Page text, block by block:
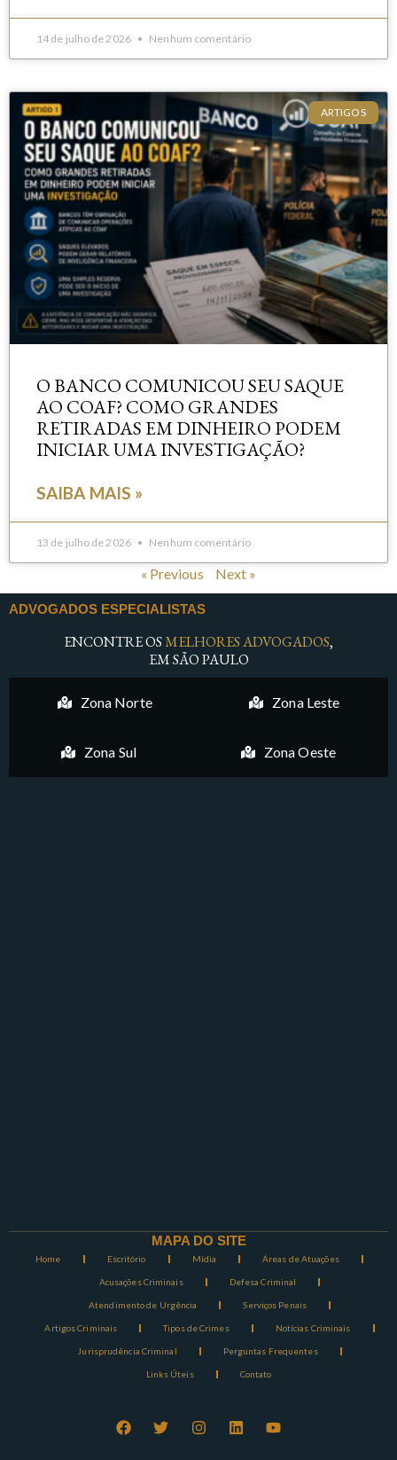
14 de julho de 2026 Nenhum comentário
ARTIGOS
O BANCO COMUNICOU SEU SAQUE
AO COAF? COMO GRANDES
RETIRADAS EM DINHEIRO PODEM
INICIAR UMA INVESTIGAÇÃO?
SAIBA MAIS »
13 de julho de 2026 Nenhum comentário
« Previous Next »
ADVOGADOS ESPECIALISTAS
ENCONTRE OSMELHORES ADVOGADOS,
EM SÃO PAULO
Zona Norte Zona Leste
Zona Sul Zona Oeste
MAPA DO SITE
Home Escritório Mídia Áreas de Atuações
Acusações Criminais Defesa Criminal
Atendimento de Urgência Serviços Penais
Artigos Criminais Tipos de Crimes Notícias Criminais
Jurisprudência Criminal Perguntas Frequentes
Links Úteis Contato